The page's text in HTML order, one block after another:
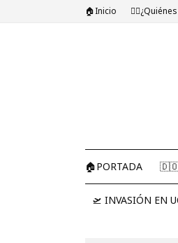
🏠Inicio
🏠PORTADA
🛫 INVASIÓN EN